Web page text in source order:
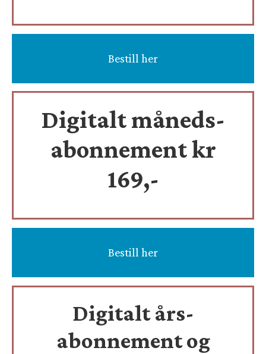
Bestill her
Digitalt måneds-
abonnement kr
169,-
Bestill her
Digitalt års-
abonnement og